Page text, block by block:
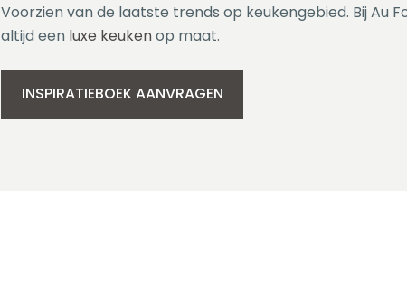
Voorzien van de laatste trends op keukengebied. Bij Au
altijd een luxe keukenop maat.
INSPIRATIEBOEK AANVRAGEN